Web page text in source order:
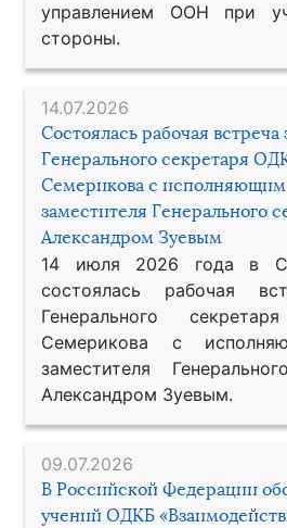
управлением ООН при
стороны.
14.07.2026
Состоялась рабочая встреча
Генерального секретаря
Семерикова с исполняющим
заместителя Генерального
Александром Зуевым
14 июля 2026 года в
состоялась рабочая
Генерального
Семерикова с
заместителя
Александром Зуевым.
09.07.2026
В Российской Федерации
учений ОДКБ